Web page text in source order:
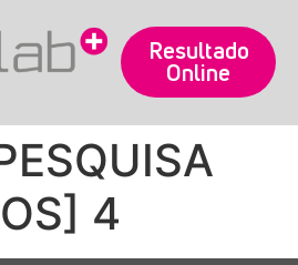
Resultado
Online
4